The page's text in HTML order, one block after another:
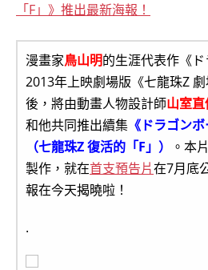
「F」》推出最新海報！
漫畫家鳥山明的生涯代表作《
2013年上映劇場版《七龍珠Z
後，將由動畫人物設計師山室
和他共同推出續集 《ドラゴン
（七龍珠Z 復活的「F」）
。本
製作，就在首支預告片在7月底
報在今天揭曉啦！
.